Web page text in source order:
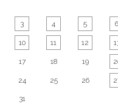
3 4 5 6
10 11 12
17 18 19
24 25 26
31